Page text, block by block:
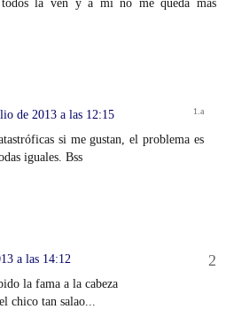
de 2013 a las 12:15
si me gustan, el problema es
iguales. Bss
a las 14:12
la fama a la cabeza
chico tan salao...